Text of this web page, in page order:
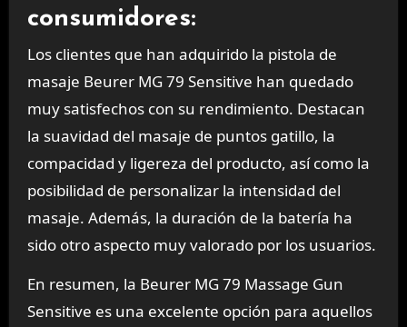
consumidores:
Los clientes que han adquirido la pistola de
masaje Beurer MG 79 Sensitive han quedado
muy satisfechos con su rendimiento. Destacan
la suavidad del masaje de puntos gatillo, la
compacidad y ligereza del producto, así como la
posibilidad de personalizar la intensidad del
masaje. Además, la duración de la batería ha
sido otro aspecto muy valorado por los usuarios.
En resumen, la Beurer MG 79 Massage Gun
Sensitive es una excelente opción para aquellos